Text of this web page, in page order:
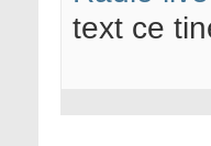
text ce